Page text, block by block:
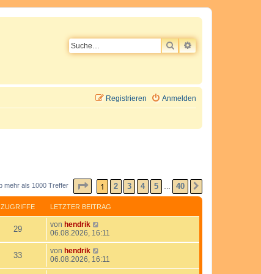
SUCHEERWEITERTE
Anmelden
Registrieren
mehr als 1000 Treffer SEITE1 VON40
1 2 3 4 5 40
ZUGRIFFE LETZTER BEITRAG
29Z
L
e
t
z
t
e
von hendrik
06.08.2026, 16:11
33Z
L
e
t
von hendrik
06.08.2026, 16:11